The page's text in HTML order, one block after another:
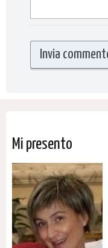
Mi presento